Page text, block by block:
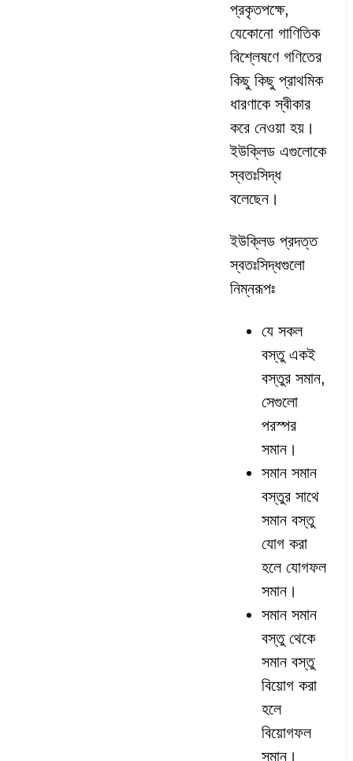
প্রকৃতপক্ষে,
যেকোনো গাণিতিক
বিশ্লেষণে গণিতের
কিছু কিছু প্রাথমিক
ধারণাকে স্বীকার
করে নেওয়া হয়।
ইউক্লিড এগুলোকে
স্বতঃসিদ্ধ
বলেছেন।
ইউক্লিড প্রদত্ত
স্বতঃসিদ্ধগুলো
নিম্নরূপঃ
যে সকল
বস্তু একই
বস্তুর সমান,
সেগুলো
পরস্পর
সমান।
সমান সমান
বস্তুর সাথে
সমান বস্তু
যোগ করা
হলে যোগফল
সমান।
সমান সমান
বস্তু থেকে
সমান বস্তু
বিয়োগ করা
হলে
বিয়োগফল
সমান।